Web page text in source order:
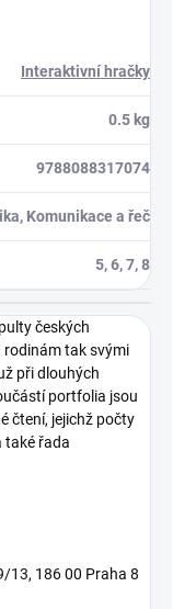
Interaktivní hračky
0.5 kg
9788088317074
Komunikace a řeč
5, 6, 7, 8
českých
rodinám tak svými
při dlouhých
portfolia jsou
čtení, jejichž počty
také řada
13, 186 00 Praha 8